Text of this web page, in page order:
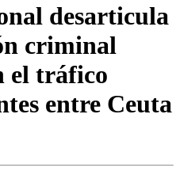
desarticula
criminal
el tráfico
entre Ceuta